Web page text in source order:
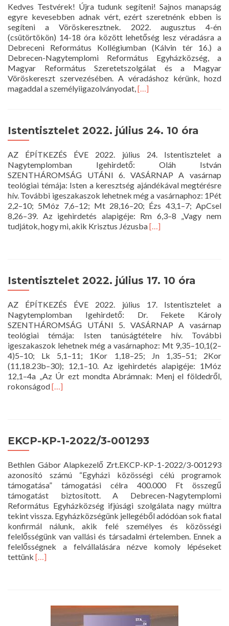
Kedves Testvérek! Újra tudunk segíteni! Sajnos manapság
egyre kevesebben adnak vért, ezért szeretnénk ebben is
segíteni a Vöröskeresztnek. 2022. augusztus 4-én
(csütörtökön) 14-18 óra között lehetőség lesz véradásra a
Debreceni Református Kollégiumban (Kálvin tér 16.) a
Debrecen-Nagytemplomi Református Egyházközség, a
Magyar Református Szeretetszolgálat és a Magyar
Vöröskereszt szervezésében. A véradáshoz kérünk, hozd
magaddal a személyiigazolványodat,Read
[…]
Istentisztelet 2022. július 24. 10 óra
AZ ÉPÍTKEZÉS ÉVE 2022. július 24. Istentisztelet a
Nagytemplomban Igehirdető: Oláh István
SZENTHÁROMSÁG UTÁNI 6. VASÁRNAP A vasárnap
teológiai témája: Isten a keresztség ajándékával megtérésre
hív. További igeszakaszok lehetnek még a vasárnaphoz: 1Pét
2,2–10; 5Móz 7,6–12; Mt 28,16–20; Ézs 43,1–7; ApCsel
8,26–39. Az igehirdetés alapigéje: Rm 6,3–8 „Vagy nem
tudjátok, hogy mi, akik Krisztus JézusbaRead
július
24.
óra
[…]
Istentisztelet 2022. július 17. 10 óra
AZ ÉPÍTKEZÉS ÉVE 2022. július 17. Istentisztelet a
Nagytemplomban Igehirdető: Dr. Fekete Károly
SZENTHÁROMSÁG UTÁNI 5. VASÁRNAP A vasárnap
teológiai témája: Isten tanúságtételre hív. További
igeszakaszok lehetnek még a vasárnaphoz: Mt 9,35–10,1(2–
4)5–10; Lk 5,1–11; 1Kor 1,18–25; Jn 1,35–51; 2Kor
(11,18.23b–30); 12,1–10. Az igehirdetés alapigéje: 1Móz
12,1–4a „Az Úr ezt mondta Abrámnak: Menj el földedről,
rokonságodRead
július
17.
óra
[…]
EKCP-KP-1-2022/3-001293
Bethlen Gábor Alapkezelő Zrt.EKCP-KP-1-2022/3-001293
azonosító számú “Egyházi közösségi célú programok
támogatása” támogatási célra 400.000 Ft összegű
támogatást biztosított. A Debrecen-Nagytemplomi
Református Egyházközség ifjúsági szolgálata nagy múltra
tekint vissza. Egyházközségünk jellegéből adódóan sok fiatal
konfirmál nálunk, akik felé személyes és közösségi
felelősségünk van vallási és társadalmi értelemben. Ennek a
felelősségnek a felvállalására nézve komoly lépéseket
tettünk Read
[…]